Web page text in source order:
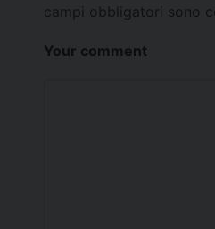
campi obbligatori sono
Your comment